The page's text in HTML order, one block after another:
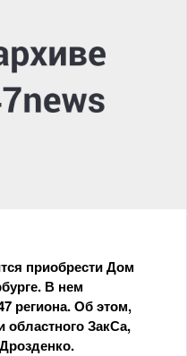
приобрести Дом
В нем
региона. Об этом,
областного ЗакСа,